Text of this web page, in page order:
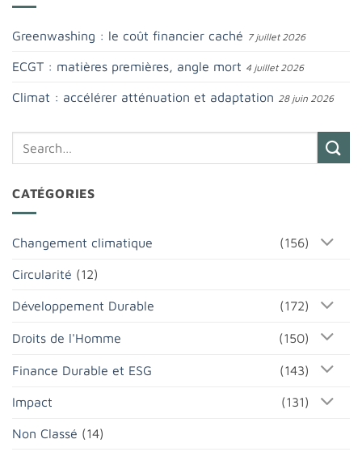
Greenwashing : le coût financier caché 7 juillet 2026
ECGT : matières premières, angle mort 4 juillet 2026
Climat : accélérer atténuation et adaptation 28 juin 2026
CATÉGORIES
Changement climatique (156)
Circularité (12)
Développement Durable (172)
Droits de l'Homme (150)
Finance Durable et ESG (143)
Impact (131)
Non Classé (14)